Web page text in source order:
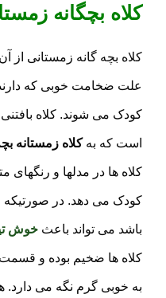
کلاه بچگانه
کلاه بچه گانه زمستانی
علت ضخامت خوبی که
کودک می شوند. کلاه بافتنی
است که بهکلاه زمستانه
کلاه ها در مدلها و رنگهای
کودک می دهد. در صورتیکه
باشد می تواند باعث خوش
کلاه ها ضخیم بوده و
به خوبی گرم نگه می